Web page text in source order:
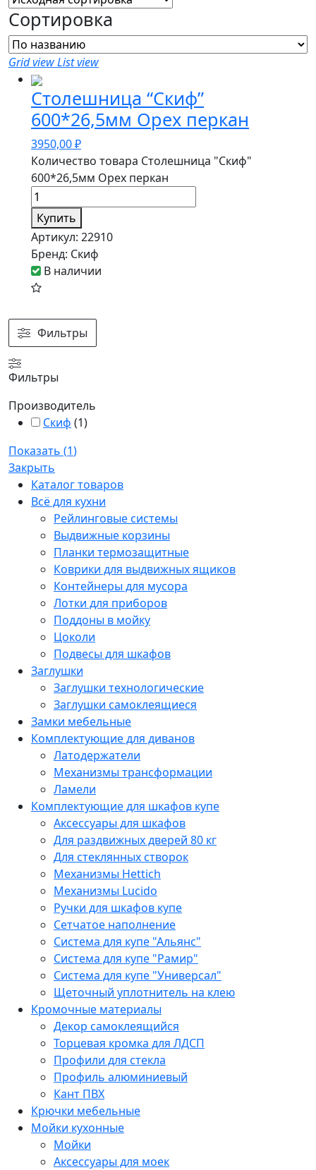
Фильтры
Фильтры
Производитель
Скиф (1)
Показать (1)
Закрыть
Каталог товаров
Всё для кухни
Рейлинговые системы
Выдвижные корзины
Планки термозащитные
Коврики для выдвижных ящиков
Контейнеры для мусора
Лотки для приборов
Поддоны в мойку
Цоколи
Подвесы для шкафов
Заглушки
Заглушки технологические
Заглушки самоклеящиеся
Замки мебельные
Комплектующие для диванов
Латодержатели
Механизмы трансформации
Ламели
Комплектующие для шкафов купе
Аксессуары для шкафов
Для раздвижных дверей 80 кг
Для стеклянных створок
Механизмы Hettich
Механизмы Lucido
Ручки для шкафов купе
Сетчатое наполнение
Система для купе "Альянс"
Система для купе "Рамир"
Система для купе "Универсал"
Щеточный уплотнитель на клею
Кромочные материалы
Декор самоклеящийся
Торцевая кромка для ЛДСП
Профили для стекла
Профиль алюминиевый
Кант ПВХ
Крючки мебельные
Мойки кухонные
Мойки
Аксессуары для моек
Сортировка
Grid viewList view
Столешница “Скиф”
600*26,5мм Орех перкан
3950,00₽
Количество товара Столешница "Скиф"
600*26,5мм Орех перкан
Купить
Артикул: 22910
Бренд: Скиф
В наличии